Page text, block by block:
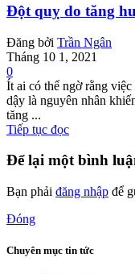
Đột quỵ do tăng
Đăng bởi Trần Ngân
Tháng 10 1, 2021
0
Ít ai có thể ngờ rằng
dậy là nguyên nhân
tăng ...
Tiếp tục đọc
Để lại một bình
Bạn phải đăng nhập để
Đóng
Chuyên mục tin tức